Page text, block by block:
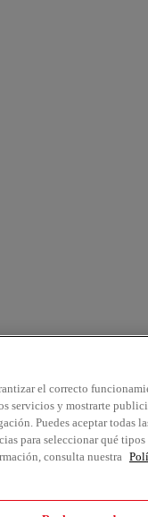
el correcto
servicios y mostrarte
Puedes aceptar todas
para seleccionar qué tipos
consulta nuestra